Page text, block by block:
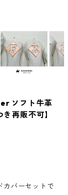
ソフト牛革
再販不可】
カバーセットで